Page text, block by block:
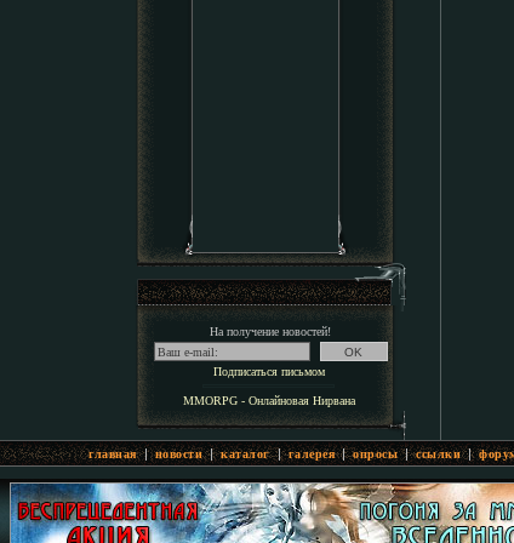
На получение новостей!
Подписаться письмом
MMORPG - Онлайновая Нирвана
главная|новости|каталог|галерея|опросы|ссылки|